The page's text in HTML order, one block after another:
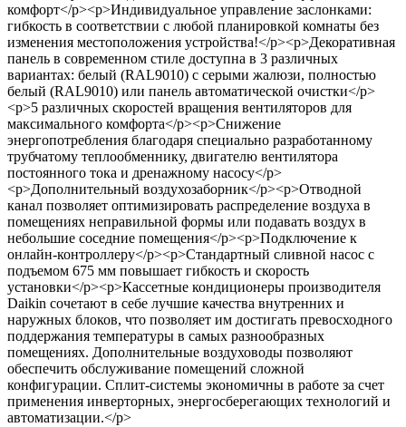
комфорт</p><p>Индивидуальное управление заслонками:
гибкость в соответствии с любой планировкой комнаты без
изменения местоположения устройства!</p><p>Декоративная
панель в современном стиле доступна в 3 различных
вариантах: белый (RAL9010) с серыми жалюзи, полностью
белый (RAL9010) или панель автоматической очистки</p>
<p>5 различных скоростей вращения вентиляторов для
максимального комфорта</p><p>Снижение
энергопотребления благодаря специально разработанному
трубчатому теплообменнику, двигателю вентилятора
постоянного тока и дренажному насосу</p>
<p>Дополнительный воздухозаборник</p><p>Отводной
канал позволяет оптимизировать распределение воздуха в
помещениях неправильной формы или подавать воздух в
небольшие соседние помещения</p><p>Подключение к
онлайн-контроллеру</p><p>Стандартный сливной насос с
подъемом 675 мм повышает гибкость и скорость
установки</p><p>Кассетные кондиционеры производителя
Daikin сочетают в себе лучшие качества внутренних и
наружных блоков, что позволяет им достигать превосходного
поддержания температуры в самых разнообразных
помещениях. Дополнительные воздуховоды позволяют
обеспечить обслуживание помещений сложной
конфигурации. Сплит-системы экономичны в работе за счет
применения инверторных, энергосберегающих технологий и
автоматизации.</p>